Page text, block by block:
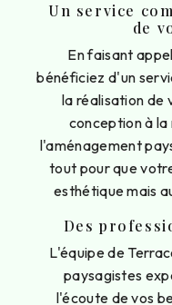
Un service
de
En faisant
bénéficiez d'un
la réalisation de
conception à
l'aménagement
tout pour que
esthétique mais
Des
L'équipe de
paysagistes
l'écoute de vos